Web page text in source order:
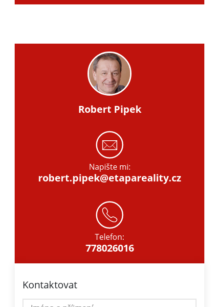
Robert Pipek
Napište mi:
robert.pipek@etapareality.cz
Telefon:
778026016
Kontaktovat